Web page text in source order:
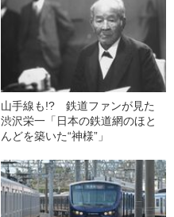
山手線も!? 鉄道ファンが見た
渋沢栄一「日本の鉄道網のほと
んどを築いた“神様”」